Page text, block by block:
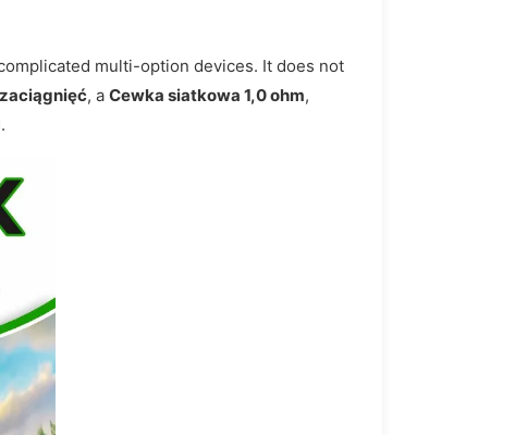
multi-option devices. It does not
, a Cewka siatkowa 1,0 ohm,